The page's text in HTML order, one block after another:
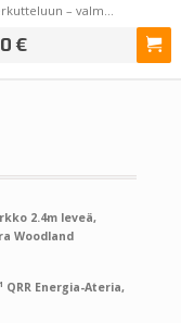
– valm…
€
2.4m leveä,
Woodland
QRR Energia-Ateria,